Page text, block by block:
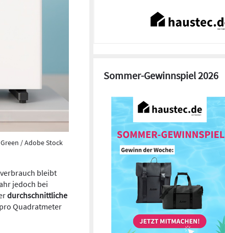
/ Adobe Stock
bleibt
jedoch bei
durchschnittliche
Quadratmeter
Sommer-Gewinnspiel 2026